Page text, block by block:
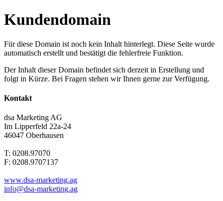
Kundendomain
Für diese Domain ist noch kein Inhalt hinterlegt. Diese Seite wurde
automatisch erstellt und bestätigt die fehlerfreie Funktion.
Der Inhalt dieser Domain befindet sich derzeit in Erstellung und
folgt in Kürze. Bei Fragen stehen wir Ihnen gerne zur Verfügung.
Kontakt
dsa Marketing AG
Im Lipperfeld 22a-24
46047 Oberhausen
T: 0208.97070
F: 0208.9707137
www.dsa-marketing.ag
info@dsa-marketing.ag